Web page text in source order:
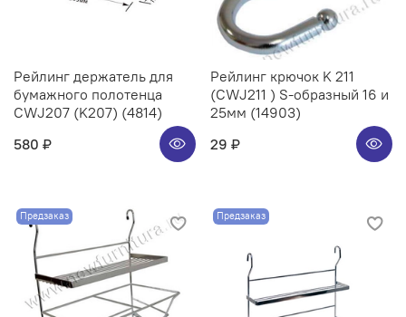
Рейлинг держатель для
бумажного полотенца
CWJ207 (K207) (4814)
580 ₽
Рейлинг крючок K 211
(CWJ211 ) S-образный 16 и
25мм (14903)
29 ₽
Предзаказ Предзаказ